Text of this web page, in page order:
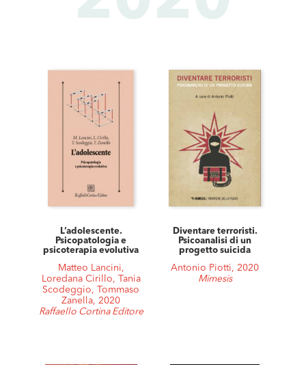
L’adolescente.
Psicopatologia e
psicoterapia evolutiva
Matteo Lancini,
Loredana Cirillo, Tania
Scodeggio, Tommaso
Zanella, 2020
Raffaello Cortina Editore
Diventare terroristi.
Psicoanalisi di un
progetto suicida
Antonio Piotti, 2020
Mimesis